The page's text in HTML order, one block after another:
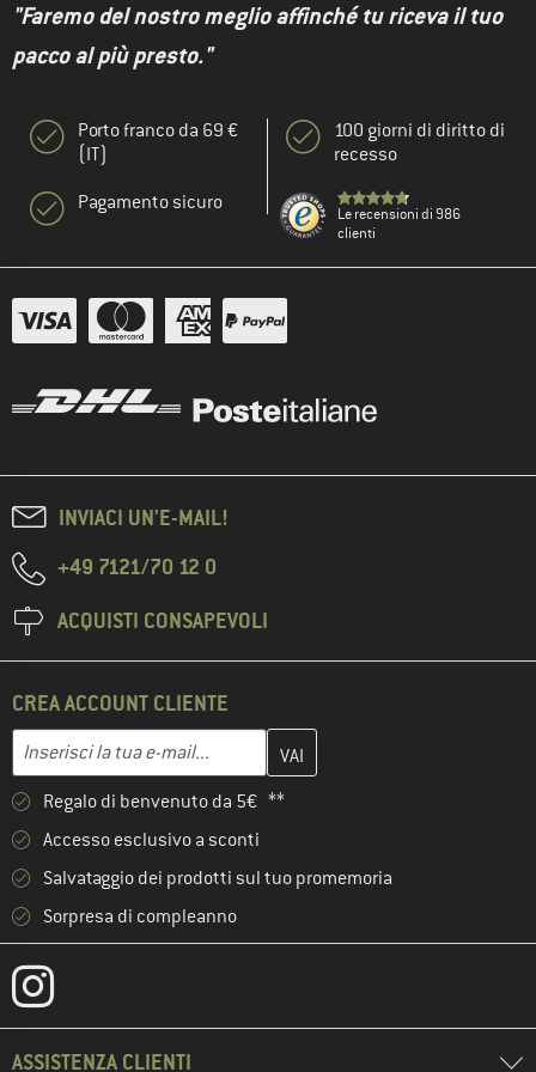
"Faremo del nostro meglio affinché tu riceva il tuo
pacco al più presto."
Porto franco da 69 €
(IT)
Pagamento sicuro
100 giorni di diritto di
recesso
Le recensioni di 986
clienti
INVIACI UN'E-MAIL!
+49 7121/70 12 0
ACQUISTI CONSAPEVOLI
CREA ACCOUNT CLIENTE
Indirizzo e-mail
Inserisci qui il tuo indirizzo e-mail e crea il tuo account cliente
Regalo di benvenuto da 5€ **
Accesso esclusivo a sconti
Salvataggio dei prodotti sul tuo promemoria
Sorpresa di compleanno
ASSISTENZA CLIENTI